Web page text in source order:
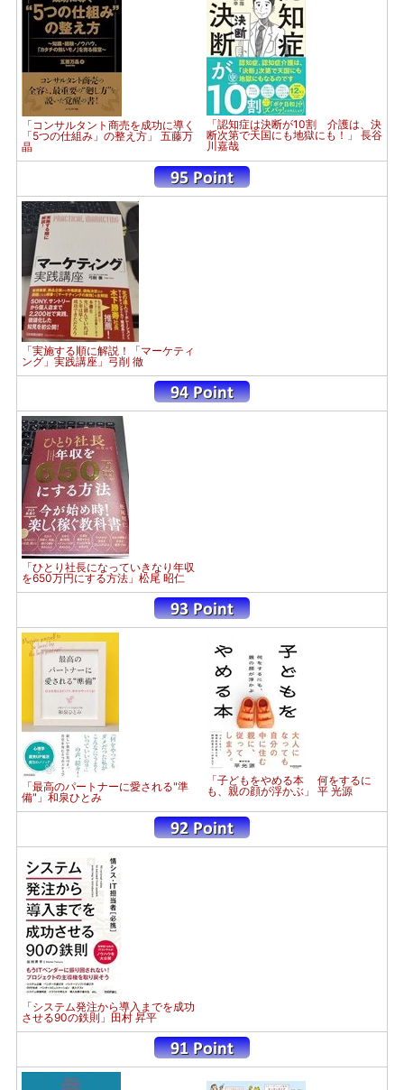
「コンサルタント商売を成功に導く
「5つの仕組み」の整え方」 五藤万
晶
「認知症は決断が10割 介護は、決
断次第で天国にも地獄にも！」 長谷
川嘉哉
「実施する順に解説！「マーケティ
ング」実践講座」弓削 徹
「ひとり社長になっていきなり年収
を650万円にする方法」松尾 昭仁
「最高のパートナーに愛される"準
備"」和泉ひとみ
「子どもをやめる本 何をするに
も、親の顔が浮かぶ」 平 光源
「システム発注から導入までを成功
させる90の鉄則」田村 昇平